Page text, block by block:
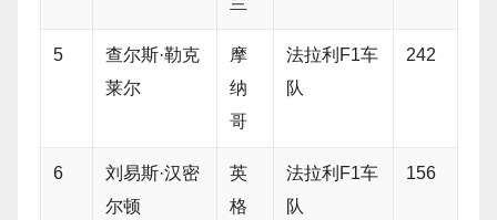
5
查尔斯·勒克
莱尔
摩
纳
哥
法拉利F1车
队
242
6
刘易斯·汉密
尔顿
英
格
法拉利F1车
队
156